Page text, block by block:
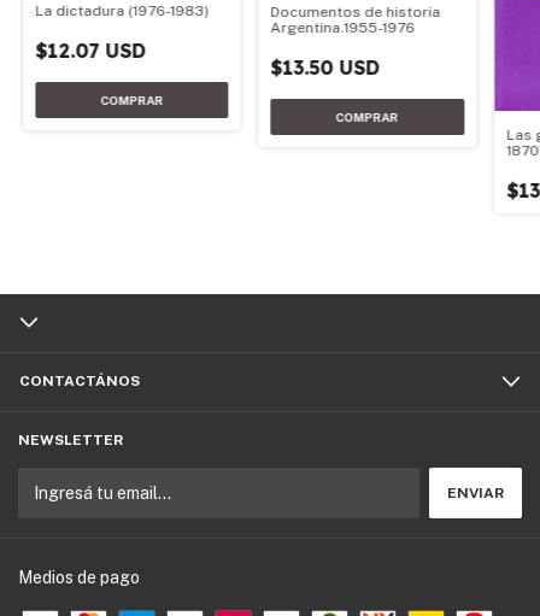
La dictadura (1976-1983)
$12.07 USD
Documentos de historia
Argentina.1955-1976
$13.50 USD
Las
CONTACTÁNOS
NEWSLETTER
Medios de pago